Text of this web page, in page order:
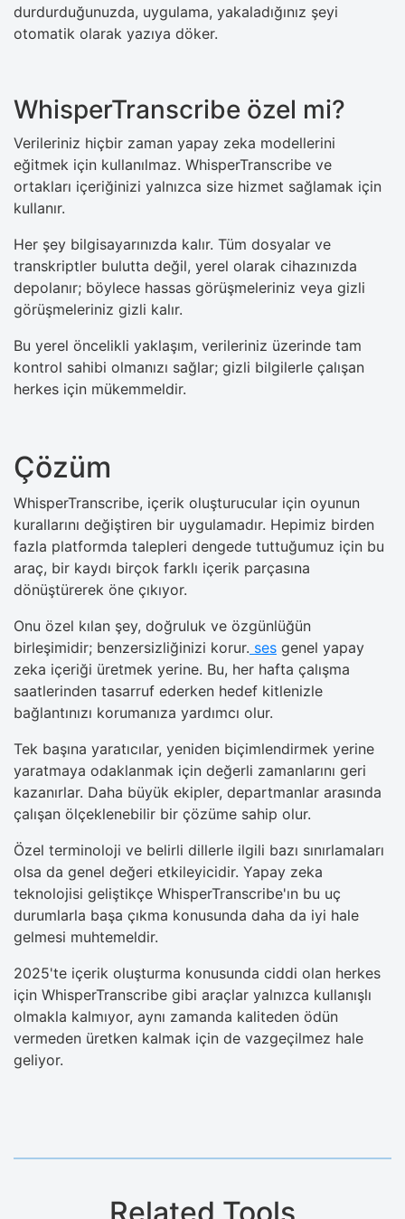
durdurduğunuzda, uygulama, yakaladığınız şeyi
otomatik olarak yazıya döker.
WhisperTranscribe özel mi?
Verileriniz hiçbir zaman yapay zeka modellerini
eğitmek için kullanılmaz. WhisperTranscribe ve
ortakları içeriğinizi yalnızca size hizmet sağlamak için
kullanır.
Her şey bilgisayarınızda kalır. Tüm dosyalar ve
transkriptler bulutta değil, yerel olarak cihazınızda
depolanır; böylece hassas görüşmeleriniz veya gizli
görüşmeleriniz gizli kalır.
Bu yerel öncelikli yaklaşım, verileriniz üzerinde tam
kontrol sahibi olmanızı sağlar; gizli bilgilerle çalışan
herkes için mükemmeldir.
Çözüm
WhisperTranscribe, içerik oluşturucular için oyunun
kurallarını değiştiren bir uygulamadır. Hepimiz birden
fazla platformda talepleri dengede tuttuğumuz için bu
araç, bir kaydı birçok farklı içerik parçasına
dönüştürerek öne çıkıyor.
Onu özel kılan şey, doğruluk ve özgünlüğün
birleşimidir; benzersizliğinizi korur. ses genel yapay
zeka içeriği üretmek yerine. Bu, her hafta çalışma
saatlerinden tasarruf ederken hedef kitlenizle
bağlantınızı korumanıza yardımcı olur.
Tek başına yaratıcılar, yeniden biçimlendirmek yerine
yaratmaya odaklanmak için değerli zamanlarını geri
kazanırlar. Daha büyük ekipler, departmanlar arasında
çalışan ölçeklenebilir bir çözüme sahip olur.
Özel terminoloji ve belirli dillerle ilgili bazı sınırlamaları
olsa da genel değeri etkileyicidir. Yapay zeka
teknolojisi geliştikçe WhisperTranscribe'ın bu uç
durumlarla başa çıkma konusunda daha da iyi hale
gelmesi muhtemeldir.
2025'te içerik oluşturma konusunda ciddi olan herkes
için WhisperTranscribe gibi araçlar yalnızca kullanışlı
olmakla kalmıyor, aynı zamanda kaliteden ödün
vermeden üretken kalmak için de vazgeçilmez hale
geliyor.
Related Tools